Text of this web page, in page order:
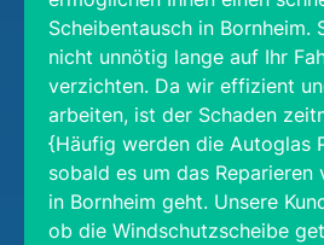
Scheibentausch in Bornheim.
nicht unnötig lange auf Ihr
verzichten. Da wir effizient
arbeiten, ist der Schaden
{Häufig werden die Autoglas
sobald es um das Reparieren
in Bornheim geht. Unsere
ob die Windschutzscheibe